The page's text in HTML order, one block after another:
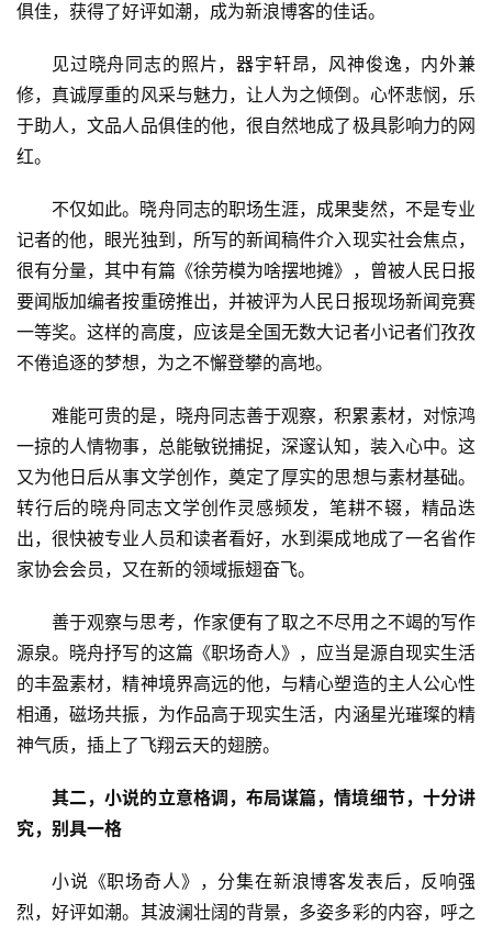
俱佳，获得了好评如潮，成为新浪博客的佳话。
见过晓舟同志的照片，器宇轩昂，风神俊逸，内外兼
修，真诚厚重的风采与魅力，让人为之倾倒。心怀悲悯，乐
于助人，文品人品俱佳的他，很自然地成了极具影响力的网
红。
不仅如此。晓舟同志的职场生涯，成果斐然，不是专业
记者的他，眼光独到，所写的新闻稿件介入现实社会焦点，
很有分量，其中有篇《徐劳模为啥摆地摊》，曾被人民日报
要闻版加编者按重磅推出，并被评为人民日报现场新闻竞赛
一等奖。这样的高度，应该是全国无数大记者小记者们孜孜
不倦追逐的梦想，为之不懈登攀的高地。
难能可贵的是，晓舟同志善于观察，积累素材，对惊鸿
一掠的人情物事，总能敏锐捕捉，深邃认知，装入心中。这
又为他日后从事文学创作，奠定了厚实的思想与素材基础。
转行后的晓舟同志文学创作灵感频发，笔耕不辍，精品迭
出，很快被专业人员和读者看好，水到渠成地成了一名省作
家协会会员，又在新的领域振翅奋飞。
善于观察与思考，作家便有了取之不尽用之不竭的写作
源泉。晓舟抒写的这篇《职场奇人》，应当是源自现实生活
的丰盈素材，精神境界高远的他，与精心塑造的主人公心性
相通，磁场共振，为作品高于现实生活，内涵星光璀璨的精
神气质，插上了飞翔云天的翅膀。
其二，小说的立意格调，布局谋篇，情境细节，十分讲
究，别具一格
小说《职场奇人》，分集在新浪博客发表后，反响强
烈，好评如潮。其波澜壮阔的背景，多姿多彩的内容，呼之